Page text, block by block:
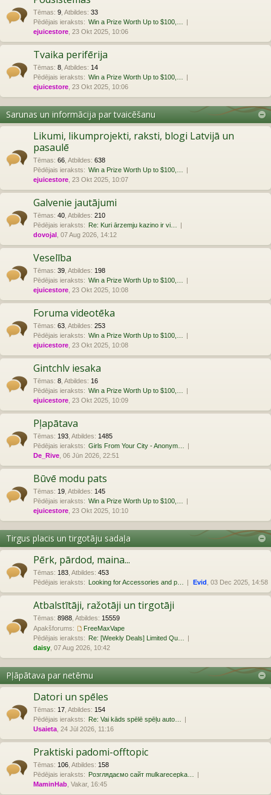
Tēmas: 9 Atbildes: 33
Pēdējais ieraksts: Win a Prize Worth Up to $100,…
ejuicestore , 23 Okt 2025, 10:06
Tvaika perifērija
Tēmas: 8 Atbildes: 14
Pēdējais ieraksts: Win a Prize Worth Up to $100,…
ejuicestore , 23 Okt 2025, 10:06
Sarunas un informācija par tvaicēšanu
Likumi, likumprojekti, raksti, blogi Latvijā un
pasaulē
Tēmas: 66 Atbildes: 638
Pēdējais ieraksts: Win a Prize Worth Up to $100,…
ejuicestore , 23 Okt 2025, 10:07
Galvenie jautājumi
Tēmas: 40 Atbildes: 210
Pēdējais ieraksts: Re: Kuri ārzemju kazino ir vi…
dovojal , 07 Aug 2026, 14:12
Veselība
Tēmas: 39 Atbildes: 198
Pēdējais ieraksts: Win a Prize Worth Up to $100,…
ejuicestore , 23 Okt 2025, 10:08
Foruma videotēka
Tēmas: 63 Atbildes: 253
Pēdējais ieraksts: Win a Prize Worth Up to $100,…
ejuicestore , 23 Okt 2025, 10:08
Gintchlv iesaka
Tēmas: 8 Atbildes: 16
Pēdējais ieraksts: Win a Prize Worth Up to $100,…
ejuicestore , 23 Okt 2025, 10:09
Pļapātava
Tēmas: 193 Atbildes: 1485
Pēdējais ieraksts: Girls From Your City - Anonym…
De_Rive , 06 Jūn 2026, 22:51
Būvē modu pats
Tēmas: 19 Atbildes: 145
Pēdējais ieraksts: Win a Prize Worth Up to $100,…
ejuicestore , 23 Okt 2025, 10:10
Tirgus placis un tirgotāju sadaļa
Pērk, pārdod, maina...
Tēmas: 183 Atbildes: 453
Pēdējais ieraksts: Looking for Accessories and p… Evid , 03 Dec 2025, 14:58
Atbalstītāji, ražotāji un tirgotāji
Tēmas: 8988 Atbildes: 15559
Apakšforums:
FreeMaxVape
Pēdējais ieraksts: Re: [Weekly Deals] Limited Qu…
daisy , 07 Aug 2026, 10:42
Pļāpātava par netēmu
Datori un spēles
Tēmas: 17 Atbildes: 154
Pēdējais ieraksts: Re: Vai kāds spēlē spēļu auto…
Usaieta , 24 Jūl 2026, 11:16
Praktiski padomi-offtopic
Tēmas: 106 Atbildes: 158
Pēdējais ieraksts: Розглядаємо сайт mulkarecepka…
MaminHab , Vakar, 16:45